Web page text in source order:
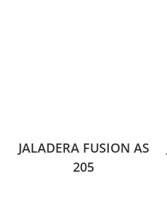
JALADERA FUSION AS
205